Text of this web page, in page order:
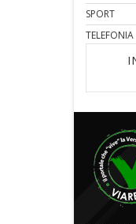
SPORT
TELEFONIA